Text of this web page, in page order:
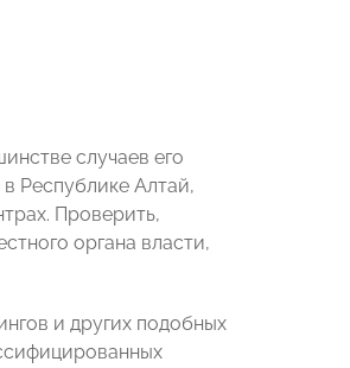
случаев его
Республике Алтай,
Проверить,
органа власти,
и других подобных